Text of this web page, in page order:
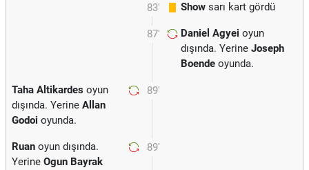
83' Show sarı kart gördü
87' Daniel Agyei oyun
dışında. Yerine Joseph
Boende oyunda.
89'
Taha Altikardes oyun
dışında. Yerine Allan
Godoi oyunda.
89'
Ruan oyun dışında.
Yerine Ogun Bayrak